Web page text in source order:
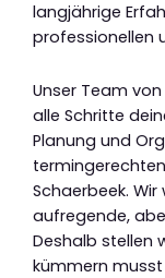
langjährige
professionellen
Unser Team
alle Schritte
Planung und
Schaerbeek.
aufregende,
Deshalb stellen
kümmern